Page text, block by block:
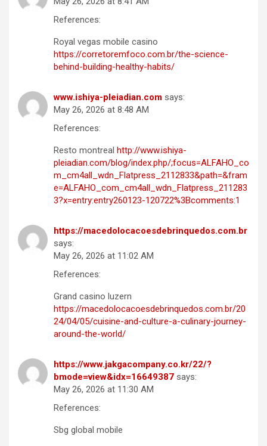
References:
Royal vegas mobile casino
https://corretoremfoco.com.br/the-science-
behind-building-healthy-habits/
www.ishiya-pleiadian.com says:
May 26, 2026 at 8:48 AM
References:
Resto montreal http://www.ishiya-
pleiadian.com/blog/index.php/;focus=ALFAHO_co
m_cm4all_wdn_Flatpress_2112833&path=&fram
e=ALFAHO_com_cm4all_wdn_Flatpress_211283
3?x=entry:entry260123-120722%3Bcomments:1
https://macedolocacoesdebrinquedos.com.br
says:
May 26, 2026 at 11:02 AM
References:
Grand casino luzern
https://macedolocacoesdebrinquedos.com.br/20
24/04/05/cuisine-and-culture-a-culinary-journey-
around-the-world/
https://www.jakgacompany.co.kr/22/?
bmode=view&idx=16649387 says:
May 26, 2026 at 11:30 AM
References:
Sbg global mobile